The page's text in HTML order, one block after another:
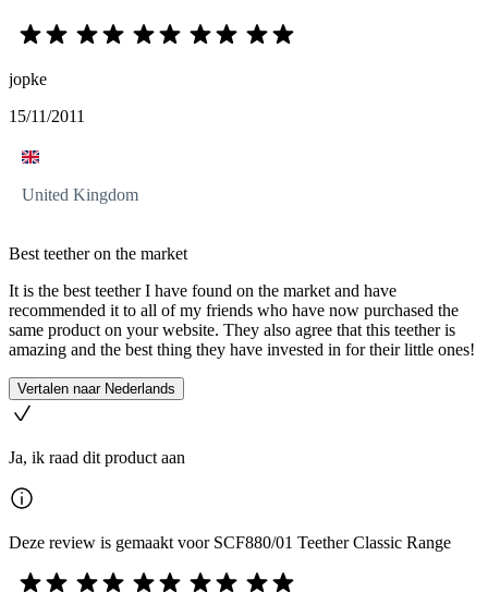
jopke
15/11/2011
United Kingdom
Best teether on the market
It is the best teether I have found on the market and have
recommended it to all of my friends who have now purchased the
same product on your website. They also agree that this teether is
amazing and the best thing they have invested in for their little ones!
Vertalen naar Nederlands
Ja, ik raad dit product aan
Deze review is gemaakt voor SCF880/01 Teether Classic Range